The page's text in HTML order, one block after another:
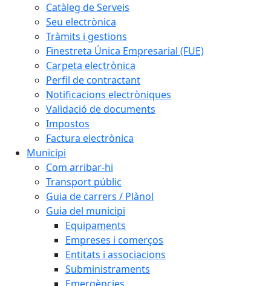
Catàleg de Serveis
Seu electrònica
Tràmits i gestions
Finestreta Única Empresarial (FUE)
Carpeta electrònica
Perfil de contractant
Notificacions electròniques
Validació de documents
Impostos
Factura electrònica
Municipi
Com arribar-hi
Transport públic
Guia de carrers / Plànol
Guia del municipi
Equipaments
Empreses i comerços
Entitats i associacions
Subministraments